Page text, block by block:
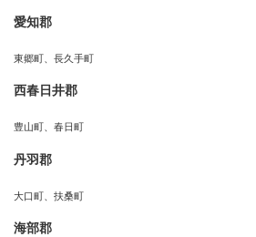
愛知郡
東郷町、長久手町
西春日井郡
豊山町、春日町
丹羽郡
大口町、扶桑町
海部郡